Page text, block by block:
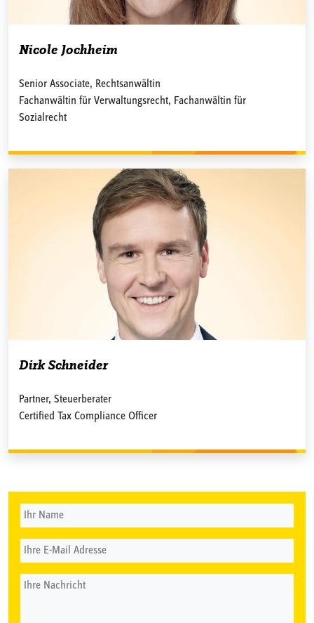
Nicole Jochheim
Senior Associate, Rechtsanwältin
Fachanwältin für Verwaltungsrecht, Fachanwältin für
Sozialrecht
Dirk Schneider
Partner, Steuerberater
Certified Tax Compliance Officer